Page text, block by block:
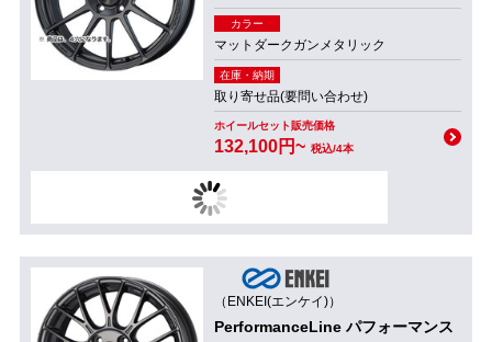
カラー
マットダークガンメタリック
在庫・納期
取り寄せ品(要問い合わせ)
ホイールセット販売価格
132,100円~ 税込/4本
（ENKEI(エンケイ)）
PerformanceLine パフォーマンス